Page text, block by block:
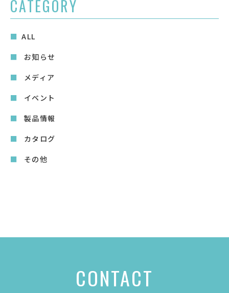
CATEGORY
ALL
お知らせ
メディア
イベント
製品情報
カタログ
その他
CONTACT